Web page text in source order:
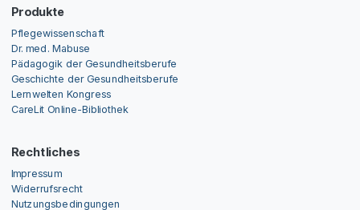
Produkte
Pflegewissenschaft
Dr. med. Mabuse
Pädagogik der Gesundheitsberufe
Geschichte der Gesundheitsberufe
Lernwelten Kongress
CareLit Online-Bibliothek
Rechtliches
Impressum
Widerrufsrecht
Nutzungsbedingungen